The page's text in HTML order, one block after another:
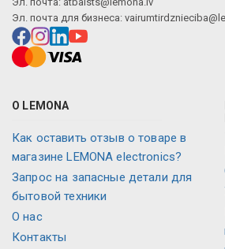
Эл. почта для бизнеса:
О LEMONA
Как оставить отзыв о товаре в
магазине LEMONA electronics?
Запрос на запасные детали для
бытовой техники
О нас
Контакты